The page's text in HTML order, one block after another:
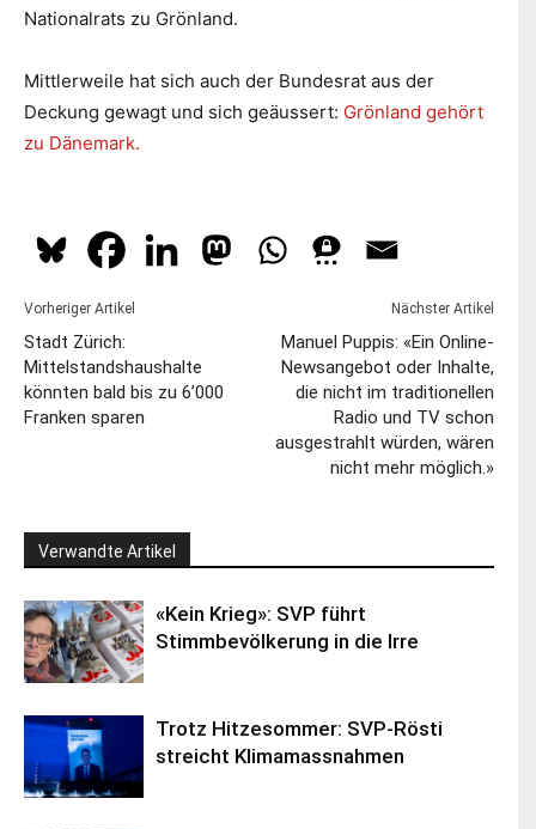
Nationalrats zu Grönland.
Mittlerweile hat sich auch der Bundesrat aus der
Deckung gewagt und sich geäussert: Grönland gehört
zu Dänemark.
Vorheriger Artikel
Stadt Zürich:
Mittelstandshaushalte
könnten bald bis zu 6’000
Franken sparen
Nächster Artikel
Manuel Puppis: «Ein Online-
Newsangebot oder Inhalte,
die nicht im traditionellen
Radio und TV schon
ausgestrahlt würden, wären
nicht mehr möglich.»
Verwandte Artikel
«Kein Krieg»: SVP führt
Stimmbevölkerung in die Irre
Trotz Hitzesommer: SVP-Rösti
streicht Klimamassnahmen